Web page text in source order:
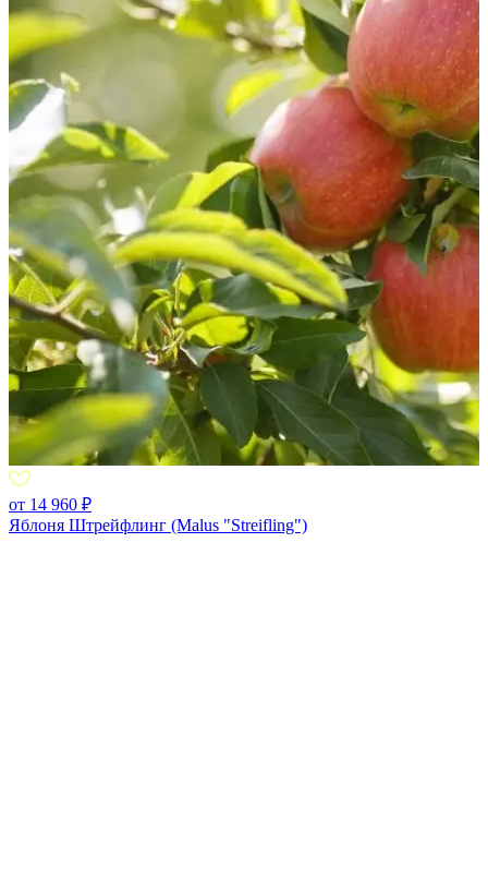
от 14 960 ₽
Яблоня Штрейфлинг (Malus "Streifling")